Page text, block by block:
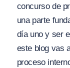
concurso de
una parte
día uno y ser
este blog vas
proceso